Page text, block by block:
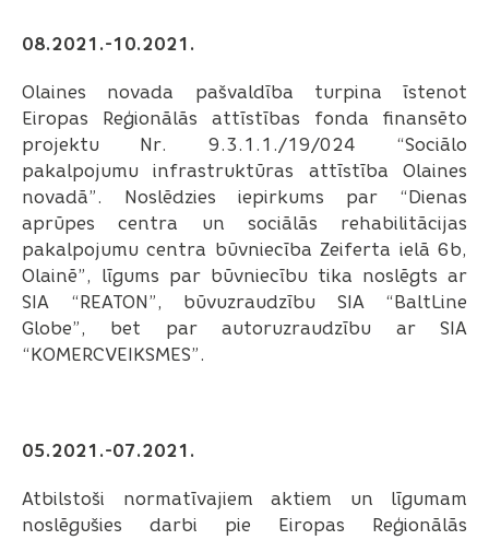
08.2021.-10.2021.
Olaines novada pašvaldība turpina īstenot
Eiropas Reģionālās attīstības fonda finansēto
projektu Nr. 9.3.1.1./19/024 “Sociālo
pakalpojumu infrastruktūras attīstība Olaines
novadā”. Noslēdzies iepirkums par “Dienas
aprūpes centra un sociālās rehabilitācijas
pakalpojumu centra būvniecība Zeiferta ielā 6b,
Olainē”, līgums par būvniecību tika noslēgts ar
SIA “REATON”, būvuzraudzību SIA “BaltLine
Globe”, bet par autoruzraudzību ar SIA
“KOMERCVEIKSMES”.
05.2021.-07.2021.
Atbilstoši normatīvajiem aktiem un līgumam
noslēgušies darbi pie Eiropas Reģionālās